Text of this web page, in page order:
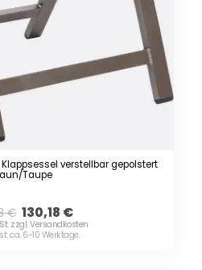
verstellbar gepolstert
Taupe
€ 130,18 €
zzgl. Versandkosten
ca. 6-10 Werktage.